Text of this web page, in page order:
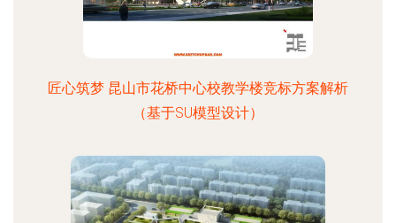
匠心筑梦 昆山市花桥中心校教学楼竞标方案解析
（基于SU模型设计）